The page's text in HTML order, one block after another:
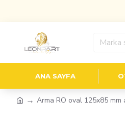
ANA SAYFA
Arma RO oval 125x85 mm